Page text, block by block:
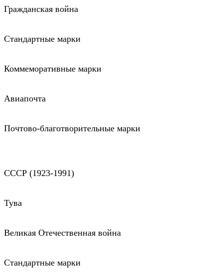
Гражданская война
Стандартные марки
Коммеморативные марки
Авиапочта
Почтово-благотворительные марки
СССР (1923-1991)
Тува
Великая Отечественная война
Стандартные марки